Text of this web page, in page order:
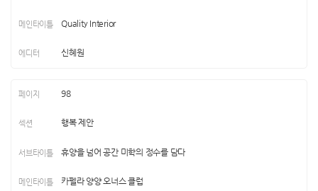
Quality Interior
신혜원
98
행복 제안
휴양을 넘어 공간 미학의 정수를 담다
카펠라 양양 오너스 클럽